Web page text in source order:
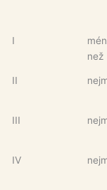
I
než
II
III
IV